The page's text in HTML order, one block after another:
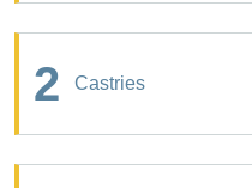
2 Castries